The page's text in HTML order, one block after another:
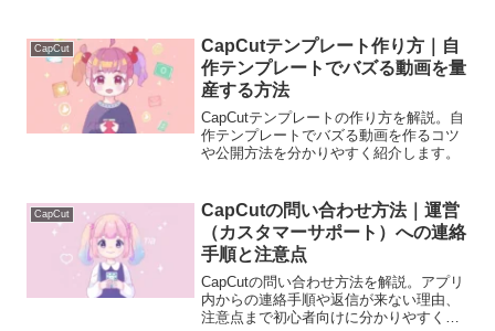
CapCut
CapCutテンプレート作り方｜自
作テンプレートでバズる動画を量
産する方法
CapCutテンプレートの作り方を解説。自
作テンプレートでバズる動画を作るコツ
や公開方法を分かりやすく紹介します。
CapCut
CapCutの問い合わせ方法｜運営
（カスタマーサポート）への連絡
手順と注意点
CapCutの問い合わせ方法を解説。アプリ
内からの連絡手順や返信が来ない理由、
注意点まで初心者向けに分かりやすく説